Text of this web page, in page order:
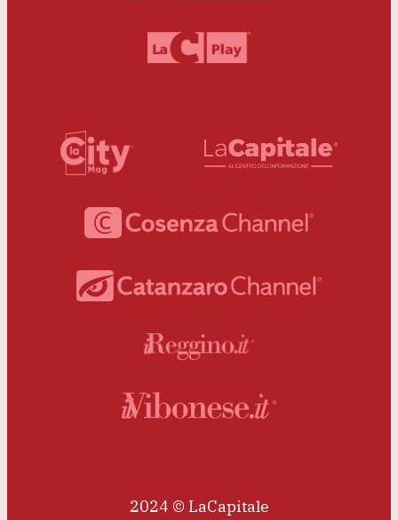
2024 © LaCapitale